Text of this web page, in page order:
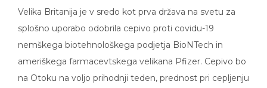
Velika Britanija je v sredo kot prva država na svetu za
splošno uporabo odobrila cepivo proti covidu-19
nemškega biotehnološkega podjetja BioNTech in
ameriškega farmacevtskega velikana Pfizer. Cepivo bo
na Otoku na voljo prihodnji teden, prednost pri cepljenju